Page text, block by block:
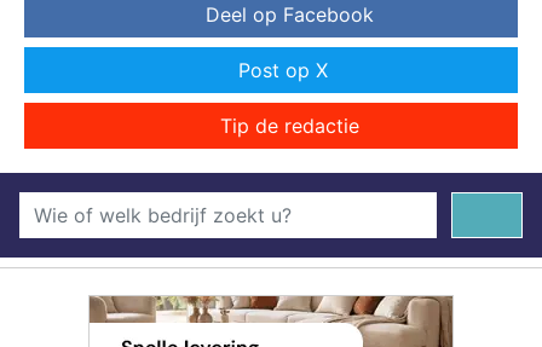
Deel op Facebook
Post op X
Tip de redactie